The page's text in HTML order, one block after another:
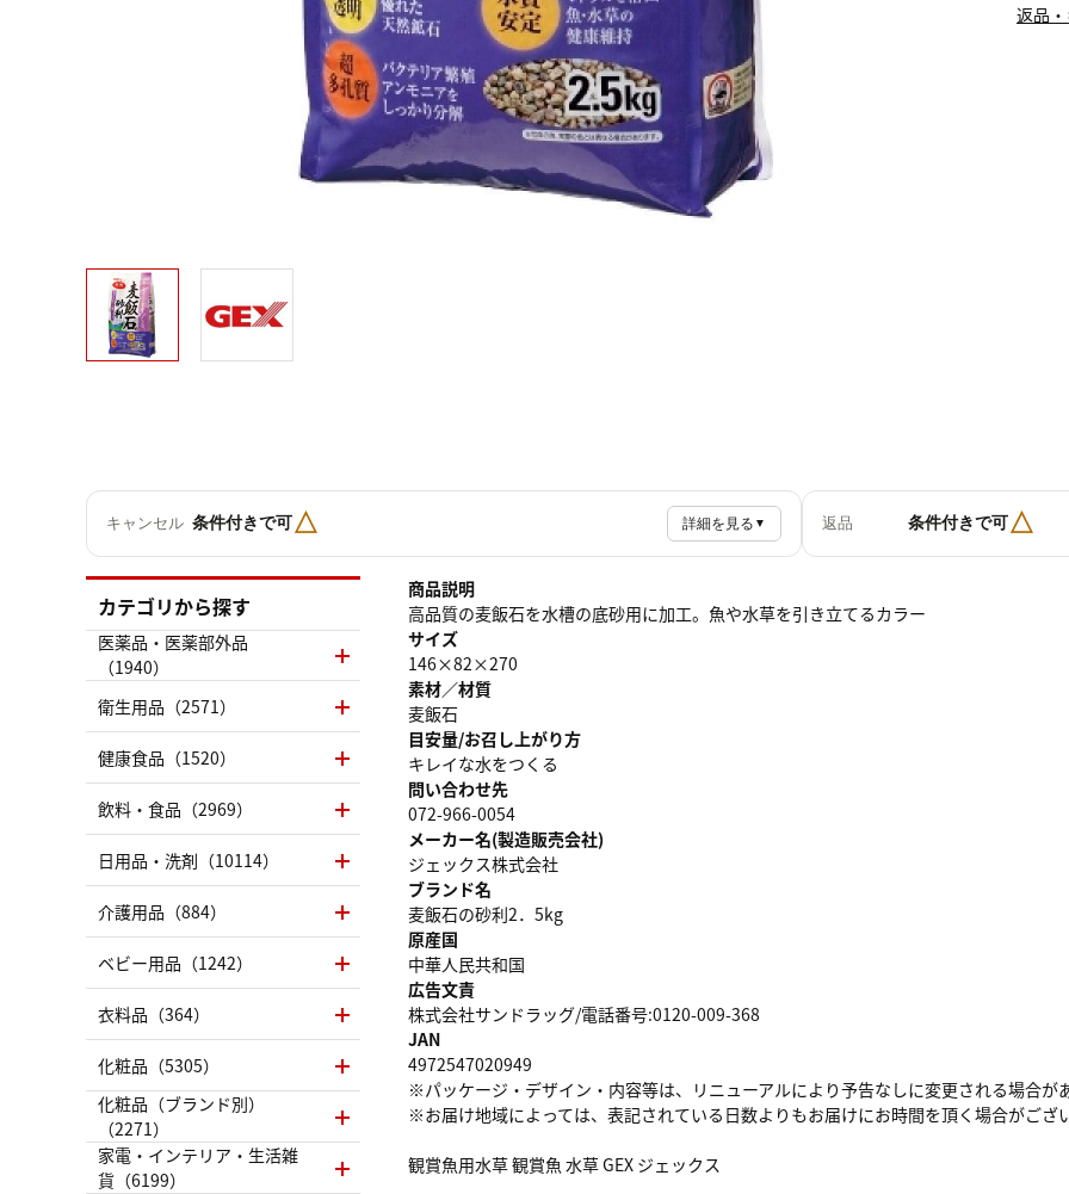
返品
キャンセル 条件付きで可△ 詳細を見る ▼ 返品 条件付きで可△
商品説明
高品質の麦飯石を水槽の底砂用に加工。魚や水草を引き立てるカラー
サイズ
146×82×270
素材／材質
麦飯石
目安量/お召し上がり方
キレイな水をつくる
問い合わせ先
072-966-0054
メーカー名(製造販売会社)
ジェックス株式会社
ブランド名
麦飯石の砂利2．5kg
原産国
中華人民共和国
広告文責
株式会社サンドラッグ/電話番号:0120-009-368
JAN
4972547020949
※パッケージ・デザイン・内容等は、リニューアルにより予告なしに変更される場合が
※お届け地域によっては、表記されている日数よりもお届けにお時間を頂く場合がござ
観賞魚用水草 観賞魚 水草 GEX ジェックス
カテゴリから探す
医薬品・医薬部外品
（1940）
衛生用品（2571）
健康食品（1520）
飲料・食品（2969）
日用品・洗剤（10114）
介護用品（884）
ベビー用品（1242）
衣料品（364）
化粧品（5305）
化粧品（ブランド別）
（2271）
家電・インテリア・生活雑
貨（6199）